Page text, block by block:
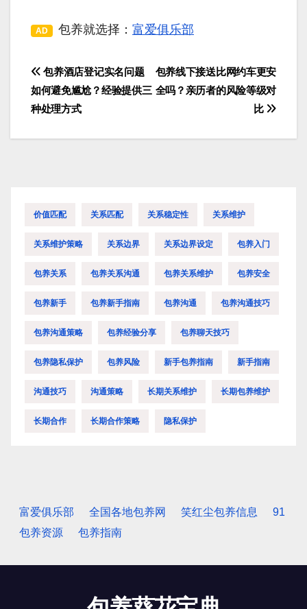
AD 包养就选择： 富爱俱乐部
文
章
包养线下接送比网约车更安
全吗？亲历者的风险等级对
比
包养酒店登记实名问题
如何避免尴尬？经验提供三
种处理方式
价值匹配 关系匹配 关系稳定性 关系维护
关系维护策略 关系边界 关系边界设定 包养入门
包养关系 包养关系沟通 包养关系维护 包养安全
包养新手 包养新手指南 包养沟通 包养沟通技巧
包养沟通策略 包养经验分享 包养聊天技巧
包养隐私保护 包养风险 新手包养指南 新手指南
沟通技巧 沟通策略 长期关系维护 长期包养维护
长期合作 长期合作策略 隐私保护
富爱俱乐部 全国各地包养网 笑红尘包养信息
91
包养资源
包养指南